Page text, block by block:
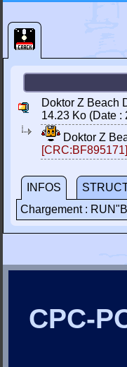
Doktor Z Beach
14.23 Ko (Date :
Doktor Z
[CRC:BF895171]
INFOS
Chargement :
CPC-